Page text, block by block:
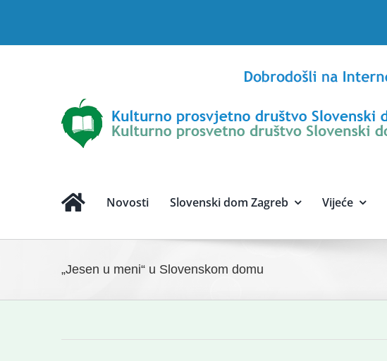
Novosti Slovenski dom Zagreb Vijeće
„Jesen u meni“ u Slovenskom domu